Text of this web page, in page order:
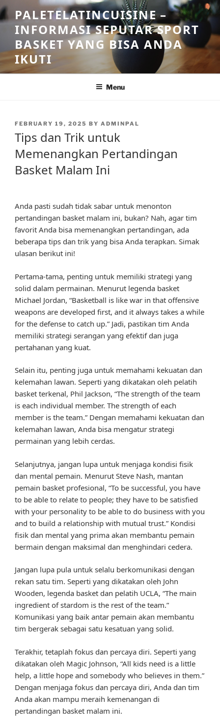
Skip
to
content
PALETELATINCUISINE –
INFORMASI SEPUTAR SPORT
BASKET YANG BISA ANDA
IKUTI
Menu
POSTED
ON
FEBRUARY 19, 2025 BY ADMINPAL
Tips dan Trik untuk
Memenangkan Pertandingan
Basket Malam Ini
Anda pasti sudah tidak sabar untuk menonton
pertandingan basket malam ini, bukan? Nah, agar tim
favorit Anda bisa memenangkan pertandingan, ada
beberapa tips dan trik yang bisa Anda terapkan. Simak
ulasan berikut ini!
Pertama-tama, penting untuk memiliki strategi yang
solid dalam permainan. Menurut legenda basket
Michael Jordan, “Basketball is like war in that offensive
weapons are developed first, and it always takes a while
for the defense to catch up.” Jadi, pastikan tim Anda
memiliki strategi serangan yang efektif dan juga
pertahanan yang kuat.
Selain itu, penting juga untuk memahami kekuatan dan
kelemahan lawan. Seperti yang dikatakan oleh pelatih
basket terkenal, Phil Jackson, “The strength of the team
is each individual member. The strength of each
member is the team.” Dengan memahami kekuatan dan
kelemahan lawan, Anda bisa mengatur strategi
permainan yang lebih cerdas.
Selanjutnya, jangan lupa untuk menjaga kondisi fisik
dan mental pemain. Menurut Steve Nash, mantan
pemain basket profesional, “To be successful, you have
to be able to relate to people; they have to be satisfied
with your personality to be able to do business with you
and to build a relationship with mutual trust.” Kondisi
fisik dan mental yang prima akan membantu pemain
bermain dengan maksimal dan menghindari cedera.
Jangan lupa pula untuk selalu berkomunikasi dengan
rekan satu tim. Seperti yang dikatakan oleh John
Wooden, legenda basket dan pelatih UCLA, “The main
ingredient of stardom is the rest of the team.”
Komunikasi yang baik antar pemain akan membantu
tim bergerak sebagai satu kesatuan yang solid.
Terakhir, tetaplah fokus dan percaya diri. Seperti yang
dikatakan oleh Magic Johnson, “All kids need is a little
help, a little hope and somebody who believes in them.”
Dengan menjaga fokus dan percaya diri, Anda dan tim
Anda akan mampu meraih kemenangan di
pertandingan basket malam ini.